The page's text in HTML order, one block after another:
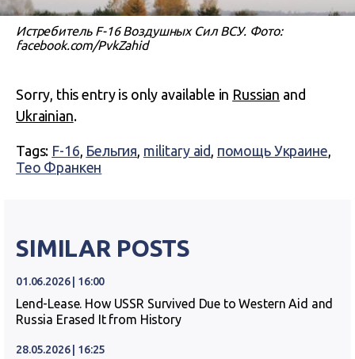
Истребитель F-16 Воздушных Сил ВСУ. Фото:
facebook.com/PvkZahid
Sorry, this entry is only available in Russian and
Ukrainian.
Tags: F-16, Бельгия, military aid, помощь Украине,
Тео Франкен
SIMILAR POSTS
01.06.2026 | 16:00
Lend-Lease. How USSR Survived Due to Western Aid and
Russia Erased It from History
28.05.2026 | 16:25